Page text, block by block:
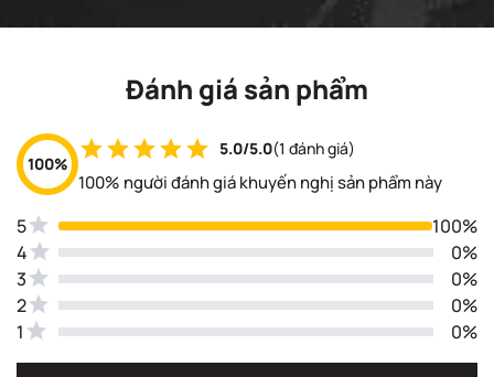
Đánh giá sản phẩm
100%
5.0/5.0(1 đánh giá)
100% người đánh giá khuyến nghị sản phẩm này
5
100%
4
0%
3
0%
2
0%
1
0%